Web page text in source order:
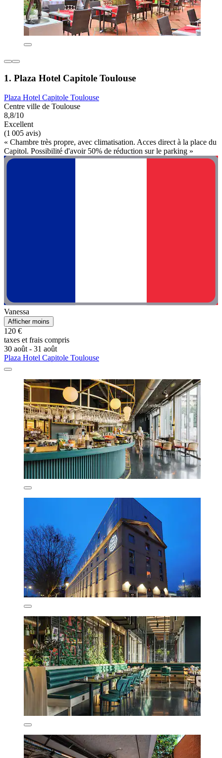
1. Plaza Hotel Capitole Toulouse
Plaza Hotel Capitole Toulouse
Centre ville de Toulouse
8,8/10
Excellent
(1 005 avis)
« Chambre très propre, avec climatisation. Acces direct à la place du
Capitol. Possibilité d'avoir 50% de réduction sur le parking »
Vanessa
Afficher moins
120 €
taxes et frais compris
30 août - 31 août
Plaza Hotel Capitole Toulouse